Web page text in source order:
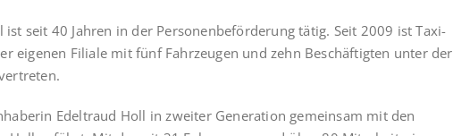
seit 40 Jahren in der Personenbeförderung tätig. Seit 2009 ist Taxi-
eigenen Filiale mit fünf Fahrzeugen und zehn Beschäftigten unter der
Edeltraud Holl in zweiter Generation gemeinsam mit den